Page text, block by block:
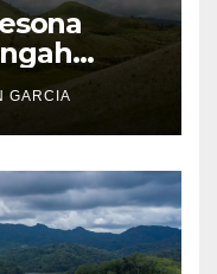
GARCIA